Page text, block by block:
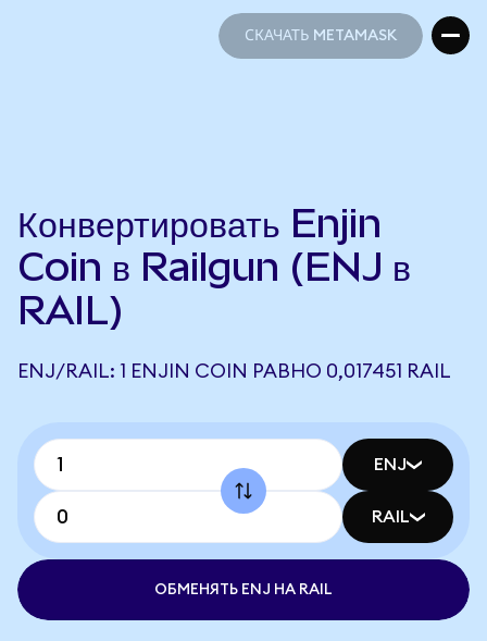
СКАЧАТЬ METAMASK
Конвертировать Enjin
Coin в Railgun (ENJ в
RAIL)
ENJ/RAIL: 1 ENJIN COIN РАВНО 0,017451 RAIL
ENJ
RAIL
ОБМЕНЯТЬ ENJ НА RAIL